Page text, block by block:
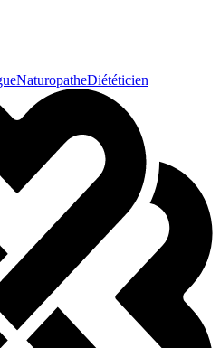
NaturopatheDiététicien